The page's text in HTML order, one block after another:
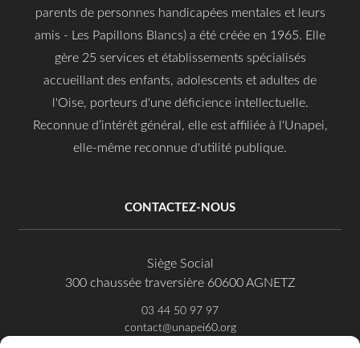
parents de personnes handicapées mentales et leurs
amis - Les Papillons Blancs) a été créée en 1965. Elle
gère 25 services et établissements spécialisés
accueillant des enfants, adolescents et adultes de
l'Oise, porteurs d'une déficience intellectuelle.
Reconnue d’intérêt général, elle est affiliée à l'Unapei,
elle-même reconnue d'utilité publique.
CONTACTEZ-NOUS
Siège Social
300 chaussée traversière 60600 AGNETZ
03 44 50 97 97
contact@unapei60.org